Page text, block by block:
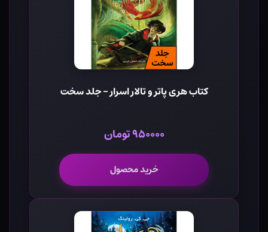
کتاب هری پاتر و تالار اسرار - جلد سخت
۹۵۰۰۰۰ تومان
خرید محصول